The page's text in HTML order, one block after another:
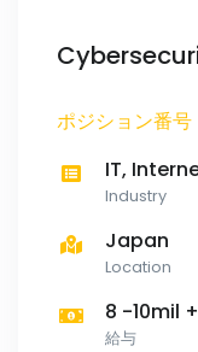
ポジション番号
IT,
Industry
Japan
Location
8 -10mil +
給与